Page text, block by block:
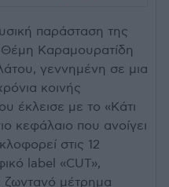
παράσταση της
Καραμουρατίδη
γεννημένη σε μια
κοινής
έκλεισε με το «Κάτι
κεφάλαιο που ανοίγει
στις 12
label «CUT»,
ζωντανό μέτρημα